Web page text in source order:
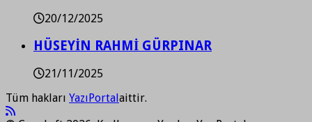
20/12/2025
HÜSEYİN RAHMİ GÜRPINAR
21/11/2025
Tüm hakları YazıPortalaittir.